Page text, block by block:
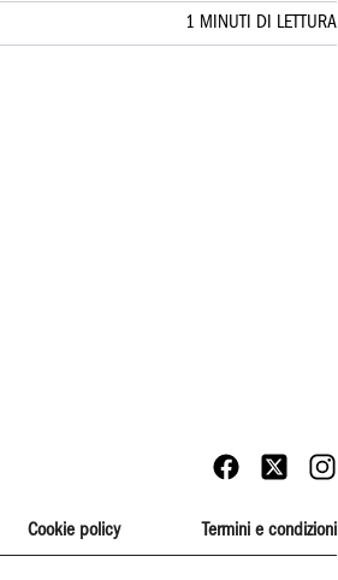
1 MINUTI DI LETTURA
Cookie policy Termini e condizioni